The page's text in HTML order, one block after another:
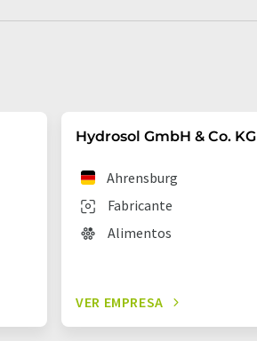
Hydrosol GmbH & Co. KG
Fabricante
Ahrensburg
Alimentos
VER EMPRESA